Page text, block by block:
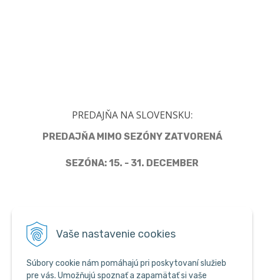
Vaše nastavenie cookies
Súbory cookie nám pomáhajú pri poskytovaní služieb
pre vás. Umožňujú spoznať a zapamätať si vaše
PREDAJŇA NA SLOVENSKU:
PREDAJŇA MIMO SEZÓNY ZATVORENÁ
SEZÓNA: 15. - 31. DECEMBER